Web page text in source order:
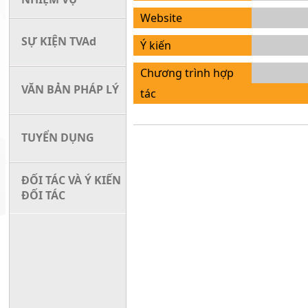
SỰ KIỆN TVAd
VĂN BẢN PHÁP LÝ
TUYỂN DỤNG
ĐỐI TÁC VÀ Ý KIẾN
ĐỐI TÁC
Website
Ý kiến
Chương trình hợp
tác